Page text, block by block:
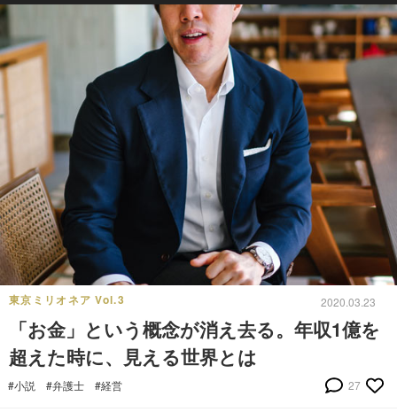
東京ミリオネア Vol.3 2020.03.23
「お金」という概念が消え去る。年収1億を
超えた時に、見える世界とは
#小説 #弁護士 #経営 27